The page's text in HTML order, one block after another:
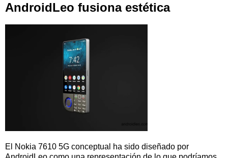
AndroidLeo fusiona estética
El Nokia 7610 5G conceptual ha sido diseñado por